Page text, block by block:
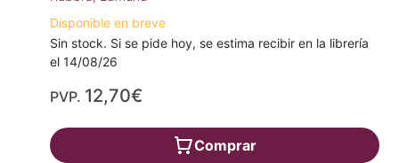
Disponible en breve
Sin stock. Si se pide hoy, se estima recibir en la librería
el 14/08/26
PVP. 12,70€
Comprar